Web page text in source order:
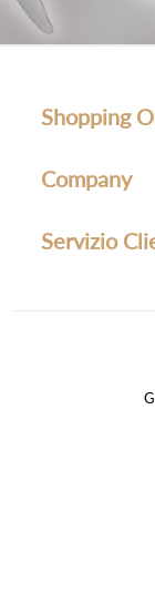
Shopping
Company
Servizio